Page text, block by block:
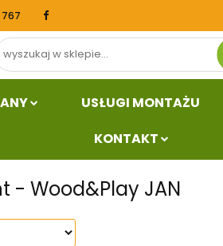
767
USŁUGI MONTAŻU
KONTAKT
budowlany Usługi Montażu
- Wood&Play JAN